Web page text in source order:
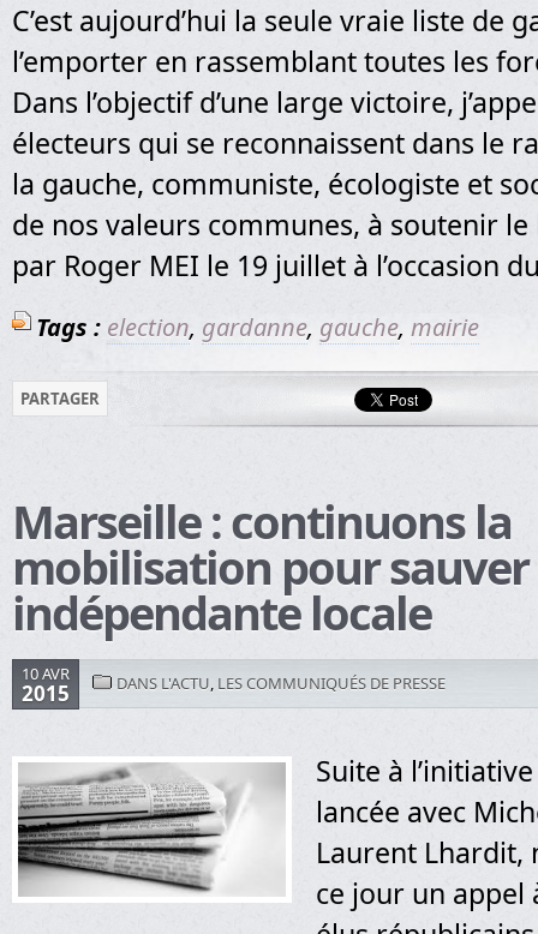
C’est aujourd’hui la seule vraie liste de
l’emporter en rassemblant toutes les
Dans l’objectif d’une large victoire,
électeurs qui se reconnaissent dans le
la gauche, communiste, écologiste et
de nos valeurs communes, à soutenir
par Roger MEI le 19 juillet à l’occasion
Tags : election, gardanne, gauche, mairie
PARTAGER
Marseille : continuons la
mobilisation pour sauver
indépendante locale
10 AVR
2015 DANS L'ACTU, LES COMMUNIQUÉS DE PRESSE
Suite à
lancée avec
Laurent Lhardit,
ce jour un appel